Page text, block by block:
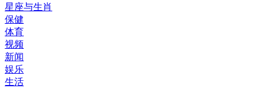
星座与生肖
保健
体育
视频
新闻
娱乐
生活